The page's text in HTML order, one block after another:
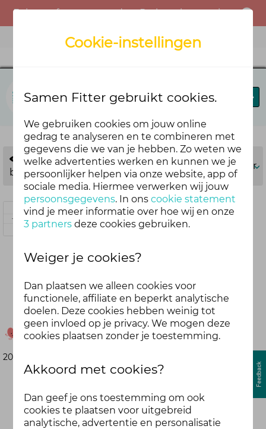
Samen Fitter
Onder
beoordeling
meer dan 1 jaar
geleden
Meer
Aanmelden om over ideeën te stemmen
+2
Aanmelden om over ideeën te stemmen
ook Strava of Garmin Connect
koppelen
graag slimmer koppen zodat ik niet 3 apps
gr eveline
Eveline
20 dec 2024
0 leden zijn hier
Cookie-instellingen
Samen Fitter gebruikt cookies.
We gebruiken cookies om jouw online
gedrag te analyseren en te combineren met
gegevens die we van je hebben. Zo weten we
welke advertenties werken en kunnen we je
persoonlijker helpen via onze website, app of
sociale media. Hiermee verwerken wij jouw
persoonsgegevens. In onscookie statement
vind je meer informatie over hoe wij en onze
3 partners deze cookies gebruiken.
Weiger je cookies?
Dan plaatsen we alleen cookies voor
functionele, affiliate en beperkt analytische
doelen. Deze cookies hebben weinig tot
geen invloed op je privacy. We mogen deze
cookies plaatsen zonder je toestemming.
Akkoord met cookies?
Dan geef je ons toestemming om ook
cookies te plaatsen voor uitgebreid
analytische, advertentie en personalisatie
Er is een fout opgetreden. Probeer het opnieuw of neem contact op met de beheerder.